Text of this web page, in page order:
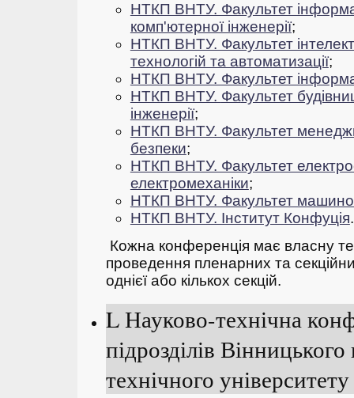
НТКП ВНТУ. Факультет
комп'ютерної інженерії;
НТКП ВНТУ. Факультет
технологій та автоматизації;
НТКП ВНТУ. Факультет
НТКП ВНТУ. Факультет
інженерії;
НТКП ВНТУ. Факультет
безпеки;
НТКП ВНТУ. Факультет
електромеханіки;
НТКП ВНТУ. Факультет
НТКП ВНТУ. Інститут Конфуція.
Кожна конференція має власну
проведення пленарних та
однієї або кількох секцій.
L Науково-технічна
підрозділів
технічного